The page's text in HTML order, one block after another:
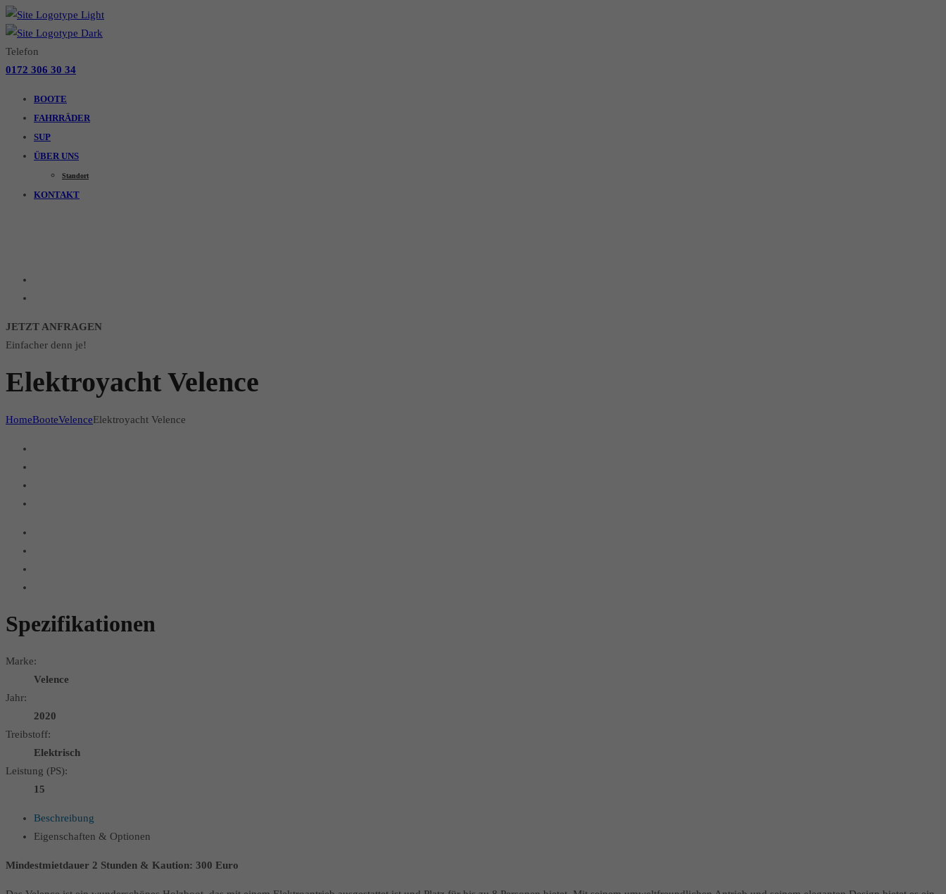
Telefon
0172 306 30 34
BOOTE
FAHRRÄDER
SUP
ÜBER UNS
Standort
KONTAKT
JETZT ANFRAGEN
Einfacher denn je!
Elektroyacht Velence
HomeBooteVelenceElektroyacht Velence
Spezifikationen
Marke:
Velence
Jahr:
2020
Treibstoff:
Elektrisch
Leistung (PS):
15
Beschreibung
Eigenschaften & Optionen
Mindestmietdauer 2 Stunden & Kaution: 300 Euro